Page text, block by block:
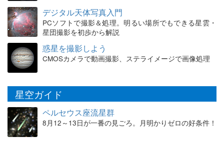
デジタル天体写真入門
PCソフトで撮影＆処理。明るい場所でもできる星雲・
星団撮影を初歩から解説
惑星を撮影しよう
CMOSカメラで動画撮影、ステライメージで画像処理
星空ガイド
ペルセウス座流星群
8月12～13日が一番の見ごろ。月明かりゼロの好条件！